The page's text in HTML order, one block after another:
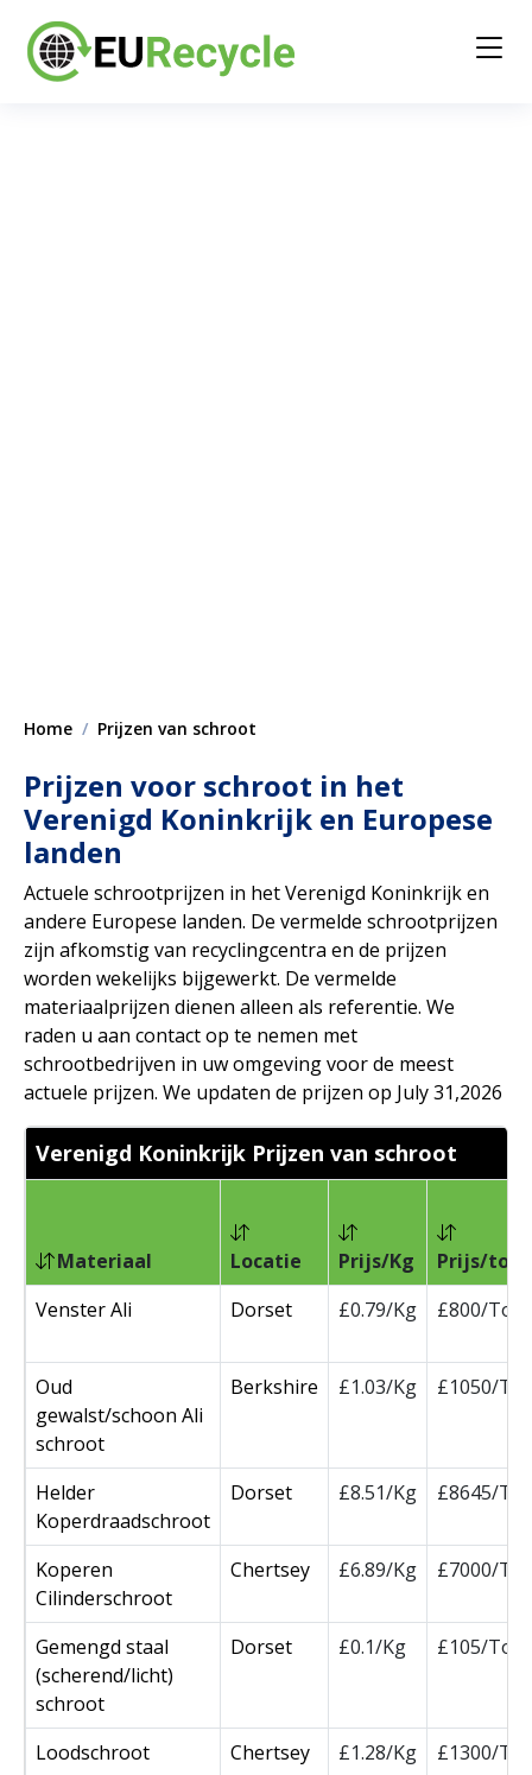
Home Prijzen van schroot
Prijzen voor schroot in het
Verenigd Koninkrijk en Europese
landen
Actuele schrootprijzen in het Verenigd Koninkrijk en
andere Europese landen. De vermelde schrootprijzen
zijn afkomstig van recyclingcentra en de prijzen
worden wekelijks bijgewerkt. De vermelde
materiaalprijzen dienen alleen als referentie. We
raden u aan contact op te nemen met
schrootbedrijven in uw omgeving voor de meest
actuele prijzen. We updaten de prijzen op July 31,2026
Verenigd Koninkrijk Prijzen van schroot
Materiaal Locatie Prijs/Kg
Prijs/ton
Venster Ali
Dorset £0.79/Kg £800/Ton
Oud
gewalst/schoon Ali
schroot
Berkshire £1.03/Kg £1050/
Helder
Koperdraadschroot
Dorset £8.51/Kg £8645/
Koperen
Cilinderschroot
Chertsey £6.89/Kg £7000/
Gemengd staal
(scherend/licht)
schroot
Dorset £0.1/Kg £105/Ton
Loodschroot Chertsey £1.28/Kg £1300/